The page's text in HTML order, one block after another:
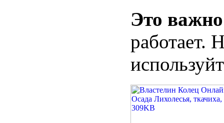
Это
работает.